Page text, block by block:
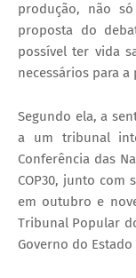
produção, não
proposta do
possível ter vida
necessários para
Segundo ela, a
a um tribunal
Conferência das
COP30, junto com
em outubro e
Tribunal Popular
Governo do